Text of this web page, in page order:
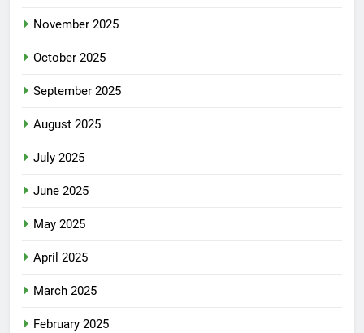
November 2025
October 2025
September 2025
August 2025
July 2025
June 2025
May 2025
April 2025
March 2025
February 2025